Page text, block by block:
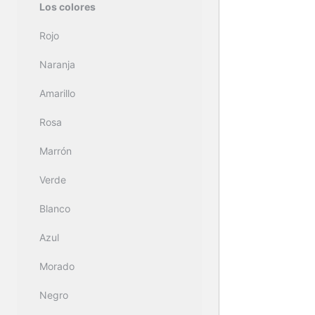
Los colores
Rojo
Naranja
Amarillo
Rosa
Marrón
Verde
Blanco
Azul
Morado
Negro